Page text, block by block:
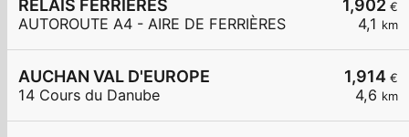
1,902 €
4,1 km
RELAIS FERRIERES
AUTOROUTE A4 - AIRE DE FERRIÈRES
1,914 €
4,6 km
AUCHAN VAL D'EUROPE
14 Cours du Danube